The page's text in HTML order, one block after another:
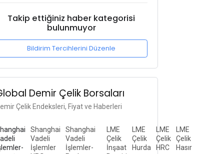
Takip ettiğiniz haber kategorisi
bulunmuyor
Bildirim Tercihlerini Düzenle
Demir Çelik Borsaları
Çelik Endeksleri, Fiyat ve Haberleri
Shanghai
Vadeli
İşlemler
Shanghai
Vadeli
İşlemler-
LME
Çelik
İnşaat
LME
Çelik
Hurda
LME
Çelik
HRC
LME
Çelik
Hasır